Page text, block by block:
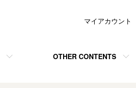
OTHER CONTENTS
マイアカウント